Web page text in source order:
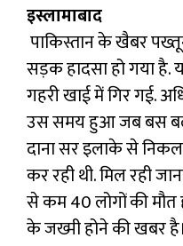
इस्लामाबाद
पाकिस्तान के खैबर
सड़क हादसा हो गया है.
गहरी खाई में गिर गई.
उस समय हुआ जब बस
दाना सर इलाके से
कर रही थी. मिल रही
से कम 40 लोगों की
के जख्मी होने की खबर है।